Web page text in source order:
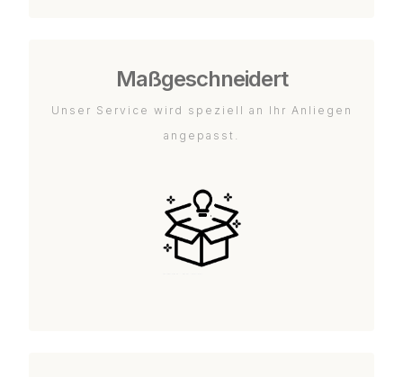
Maßgeschneidert
Unser Service wird speziell an Ihr Anliegen
angepasst.